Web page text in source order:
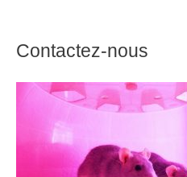
Contactez-nous